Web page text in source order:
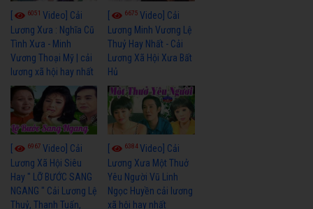
6051 Video] Cải
Lương Xưa : Nghĩa Cũ
Tình Xưa - Minh
Vương Thoại Mỹ | cải
lương xã hội hay nhất
6675Video] Cải
Lương Minh Vương Lệ
Thuỷ Hay Nhất - Cải
Lương Xã Hội Xưa Bất
Hủ
6967 Video] Cải
Lương Xã Hội Siêu
Hay " LỠ BƯỚC SANG
NGANG " Cải Lương Lệ
Thuỷ, Thanh Tuấn,
6384Video] Cải
Lương Xưa Một Thuở
Yêu Người Vũ Linh
Ngọc Huyền cải lương
xã hội hay nhất